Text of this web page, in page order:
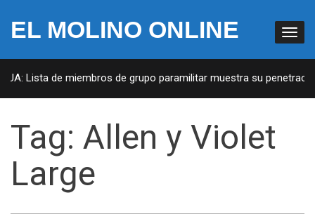
EL MOLINO ONLINE
Lista de miembros de grupo paramilitar muestra su
Tag: Allen y Violet
Large